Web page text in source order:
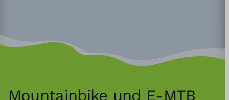
Mountainbike und E-MTB